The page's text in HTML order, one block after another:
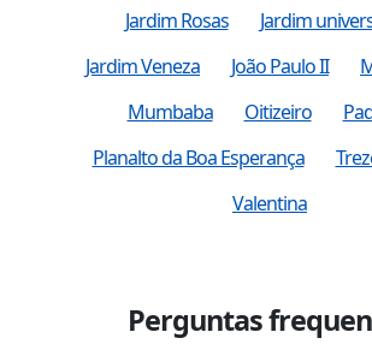
Jardim Rosas
Jardim
Jardim Veneza
João Paulo II
Mumbaba
Oitizeiro
Planalto da Boa Esperança
Valentina
Perguntas